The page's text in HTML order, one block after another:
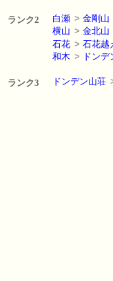
ランク2 白瀬 > 金剛山
横山 > 金北山
石花 > 石花越
和木 > ドンデ
ランク3 ドンデン山荘